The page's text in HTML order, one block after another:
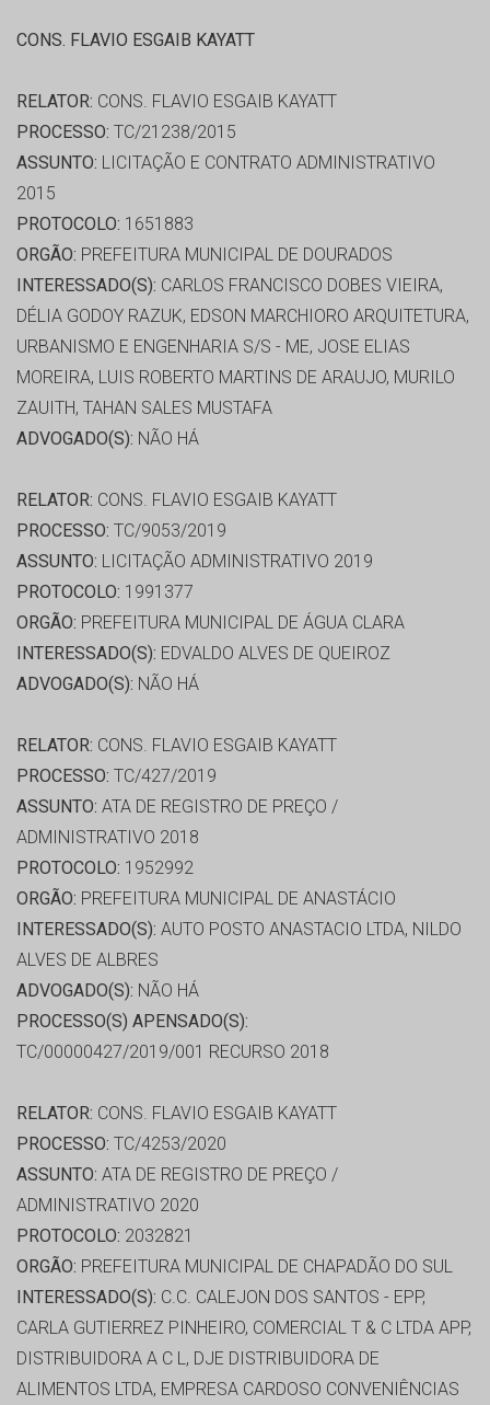
CONS. FLAVIO ESGAIB KAYATT
RELATOR: CONS. FLAVIO ESGAIB KAYATT
PROCESSO: TC/21238/2015
ASSUNTO: LICITAÇÃO E CONTRATO ADMINISTRATIVO
2015
PROTOCOLO: 1651883
ORGÃO: PREFEITURA MUNICIPAL DE DOURADOS
INTERESSADO(S): CARLOS FRANCISCO DOBES VIEIRA,
DÉLIA GODOY RAZUK, EDSON MARCHIORO ARQUITETURA,
URBANISMO E ENGENHARIA S/S - ME, JOSE ELIAS
MOREIRA, LUIS ROBERTO MARTINS DE ARAUJO, MURILO
ZAUITH, TAHAN SALES MUSTAFA
ADVOGADO(S): NÃO HÁ
RELATOR: CONS. FLAVIO ESGAIB KAYATT
PROCESSO: TC/9053/2019
ASSUNTO: LICITAÇÃO ADMINISTRATIVO 2019
PROTOCOLO: 1991377
ORGÃO: PREFEITURA MUNICIPAL DE ÁGUA CLARA
INTERESSADO(S): EDVALDO ALVES DE QUEIROZ
ADVOGADO(S): NÃO HÁ
RELATOR: CONS. FLAVIO ESGAIB KAYATT
PROCESSO: TC/427/2019
ASSUNTO: ATA DE REGISTRO DE PREÇO /
ADMINISTRATIVO 2018
PROTOCOLO: 1952992
ORGÃO: PREFEITURA MUNICIPAL DE ANASTÁCIO
INTERESSADO(S): AUTO POSTO ANASTACIO LTDA, NILDO
ALVES DE ALBRES
ADVOGADO(S): NÃO HÁ
PROCESSO(S) APENSADO(S):
TC/00000427/2019/001 RECURSO 2018
RELATOR: CONS. FLAVIO ESGAIB KAYATT
PROCESSO: TC/4253/2020
ASSUNTO: ATA DE REGISTRO DE PREÇO /
ADMINISTRATIVO 2020
PROTOCOLO: 2032821
ORGÃO: PREFEITURA MUNICIPAL DE CHAPADÃO DO SUL
INTERESSADO(S): C.C. CALEJON DOS SANTOS - EPP,
CARLA GUTIERREZ PINHEIRO, COMERCIAL T & C LTDA APP,
DISTRIBUIDORA A C L, DJE DISTRIBUIDORA DE
ALIMENTOS LTDA, EMPRESA CARDOSO CONVENIÊNCIAS